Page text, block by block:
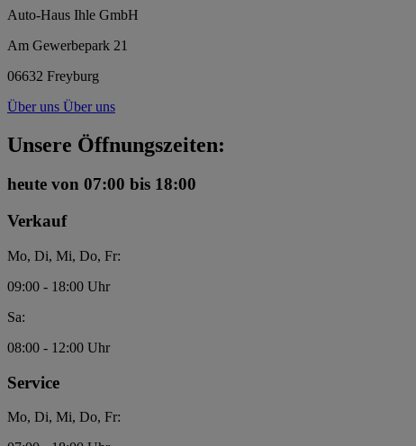
Auto-Haus Ihle GmbH
Am Gewerbepark 21
06632 Freyburg
Über uns Über uns
Unsere Öffnungszeiten:
heute von 07:00 bis 18:00
Verkauf
Mo, Di, Mi, Do, Fr:
09:00 - 18:00 Uhr
Sa:
08:00 - 12:00 Uhr
Service
Mo, Di, Mi, Do, Fr: